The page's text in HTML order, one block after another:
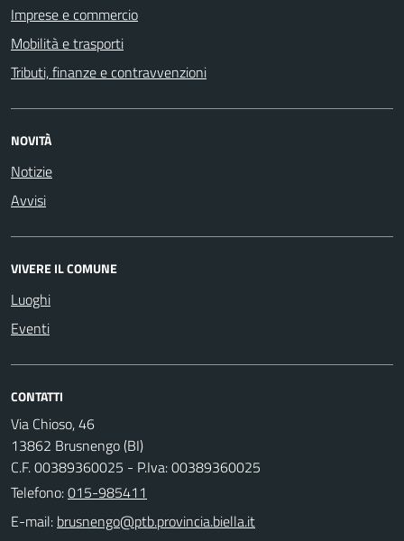
Imprese e commercio
Mobilità e trasporti
Tributi, finanze e contravvenzioni
NOVITÀ
Notizie
Avvisi
VIVERE IL COMUNE
Luoghi
Eventi
CONTATTI
Via Chioso, 46
13862 Brusnengo (BI)
C.F. 00389360025 - P.Iva: 00389360025
Telefono:015-985411
E-mail: